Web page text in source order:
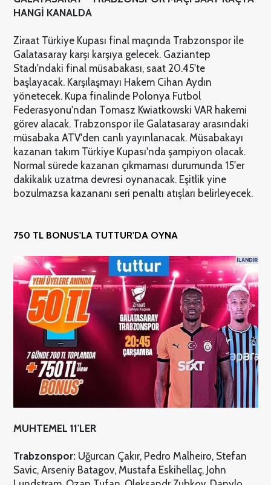
HANGİ KANALDA
Ziraat Türkiye Kupası final maçında Trabzonspor ile
Galatasaray karşı karşıya gelecek. Gaziantep
Stadı'ndaki final müsabakası, saat 20.45'te
başlayacak. Karşılaşmayı Hakem Cihan Aydın
yönetecek. Kupa finalinde Polonya Futbol
Federasyonu'ndan Tomasz Kwiatkowski VAR hakemi
görev alacak. Trabzonspor ile Galatasaray arasındaki
müsabaka ATV'den canlı yayınlanacak. Müsabakayı
kazanan takım Türkiye Kupası'nda şampiyon olacak.
Normal sürede kazanan çıkmaması durumunda 15'er
dakikalık uzatma devresi oynanacak. Eşitlik yine
bozulmazsa kazananı seri penaltı atışları belirleyecek.
750 TL BONUS'LA TUTTUR'DA OYNA
MUHTEMEL 11'LER
Trabzonspor:Uğurcan Çakır, Pedro Malheiro, Stefan
Savic, Arseniy Batagov, Mustafa Eskihellaç, John